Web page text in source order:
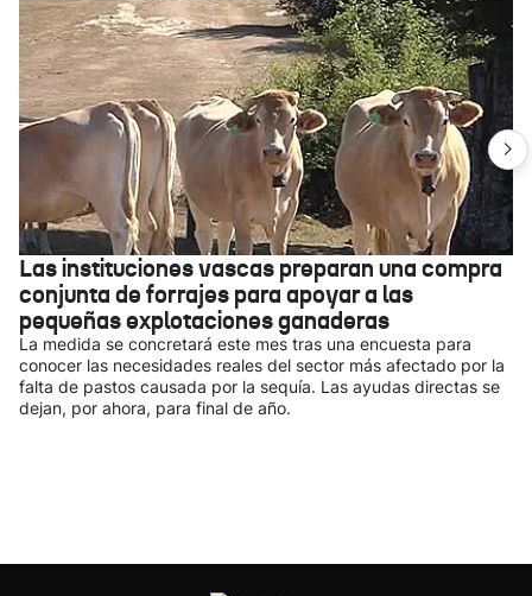
Las instituciones vascas preparan una compra
conjunta de forrajes para apoyar a las
pequeñas explotaciones ganaderas
La medida se concretará este mes tras una encuesta para
conocer las necesidades reales del sector más afectado por la
falta de pastos causada por la sequía. Las ayudas directas se
dejan, por ahora, para final de año.